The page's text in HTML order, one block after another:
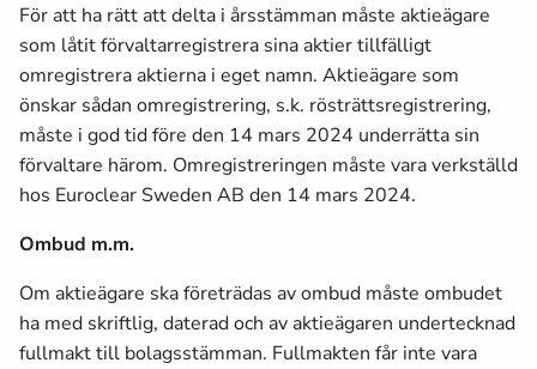
För att ha rätt att delta i årsstämman måste aktieägare
som låtit förvaltarregistrera sina aktier tillfälligt
omregistrera aktierna i eget namn. Aktieägare som
önskar sådan omregistrering, s.k. rösträttsregistrering,
måste i god tid före den 14 mars 2024 underrätta sin
förvaltare härom. Omregistreringen måste vara verkställd
hos Euroclear Sweden AB den 14 mars 2024.
Ombud m.m.
Om aktieägare ska företrädas av ombud måste ombudet
ha med skriftlig, daterad och av aktieägaren undertecknad
fullmakt till bolagsstämman. Fullmakten får inte vara